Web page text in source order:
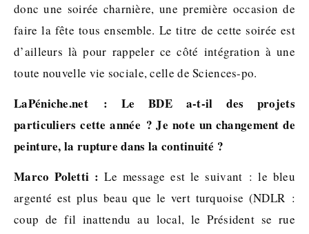
donc une soirée charnière, une première occasion de
faire la fête tous ensemble. Le titre de cette soirée est
d’ailleurs là pour rappeler ce côté intégration à une
toute nouvelle vie sociale, celle de Sciences-po.
LaPéniche.net : Le BDE a-t-il des projets
particuliers cette année ? Je note un changement de
peinture, la rupture dans la continuité ?
Marco Poletti : Le message est le suivant : le bleu
argenté est plus beau que le vert turquoise (NDLR :
coup de fil inattendu au local, le Président se rue